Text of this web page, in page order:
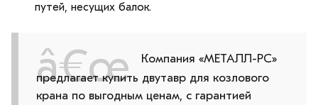
путей, несущих балок.
Компания «МЕТАЛЛ-РС»
предлагает купить двутавр для козлового
крана по выгодным ценам, с гарантией